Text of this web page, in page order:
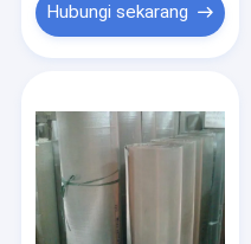
Hubungi sekarang